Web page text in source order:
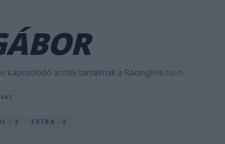
kapcsolódó archív tartalmak a Racingline.hu-n.
· 3 EXTRA · 2